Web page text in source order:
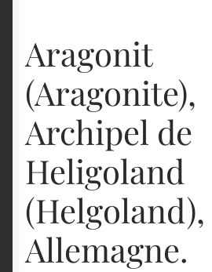
Aragonit
(Aragonite),
Archipel de
Heligoland
(Helgoland),
Allemagne.